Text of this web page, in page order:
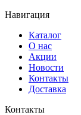
Навигация
Каталог
О нас
Акции
Новости
Контакты
Доставка
Контакты